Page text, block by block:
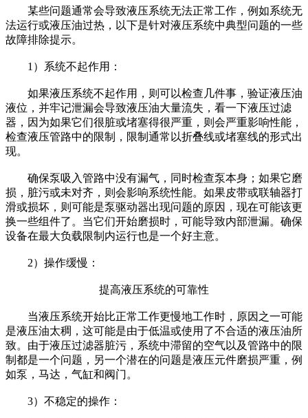
某些问题通常会导致液压系统无法正常工作，例如系统无
法运行或液压油过热，以下是针对液压系统中典型问题的一些
故障排除提示。
1）系统不起作用：
如果液压系统不起作用，则可以检查几件事，验证液压油
液位，并牢记泄漏会导致液压油大量流失，看一下液压过滤
器，因为如果它们很脏或堵塞得很严重，则会严重影响性能，
检查液压管路中的限制，限制通常以折叠线或堵塞线的形式出
现。
确保泵吸入管路中没有漏气，同时检查泵本身；如果它磨
损，脏污或未对齐，则会影响系统性能。如果皮带或联轴器打
滑或损坏，则可能是泵驱动器出现问题的原因，现在可能该更
换一些组件了。当它们开始磨损时，可能导致内部泄漏。确保
设备在最大负载限制内运行也是一个好主意。
2）操作缓慢：
提高液压系统的可靠性
当液压系统开始比正常工作更慢地工作时，原因之一可能
是液压油太稠，这可能是由于低温或使用了不合适的液压油所
致。由于液压过滤器脏污，系统中滞留的空气以及管路中的限
制都是一个问题，另一个潜在的问题是液压元件磨损严重，例
如泵，马达，气缸和阀门。
3）不稳定的操作：